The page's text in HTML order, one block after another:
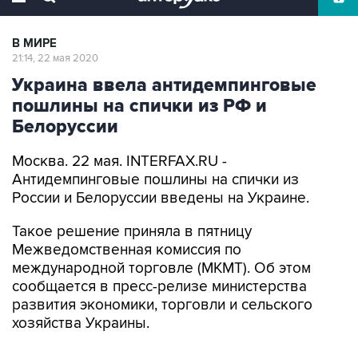
В МИРЕ
21:14, 22 мая 2020
Украина ввела антидемпинговые
пошлины на спички из РФ и
Белоруссии
Москва. 22 мая. INTERFAX.RU -
Антидемпинговые пошлины на спички из
России и Белоруссии введены на Украине.
Такое решение приняла в пятницу
Межведомственная комиссия по
международной торговле (МКМТ). Об этом
сообщается в пресс-релизе министерства
развития экономики, торговли и сельского
хозяйства Украины.